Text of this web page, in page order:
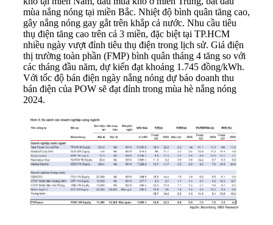
mùa nắng nóng tại miền Bắc. Nhiệt độ bình quân tăng cao,
gây nắng nóng gay gắt trên khắp cả nước. Nhu cầu tiêu
thụ điện tăng cao trên cả 3 miền, đặc biệt tại TP.HCM
nhiều ngày vượt đỉnh tiêu thụ điện trong lịch sử. Giá điện
thị trường toàn phần (FMP) bình quân tháng 4 tăng so với
các tháng đầu năm, dự kiến đạt khoảng 1.745 đồng/kWh.
Với tốc độ bán điện ngày nắng nóng dự báo doanh thu
bán điện của POW sẽ đạt đỉnh trong mùa hè nắng nóng
2024.